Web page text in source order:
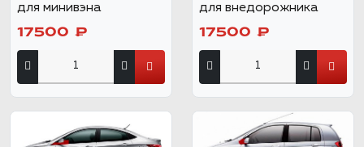
для минивэна
17500 ₽
для внедорожника
17500 ₽